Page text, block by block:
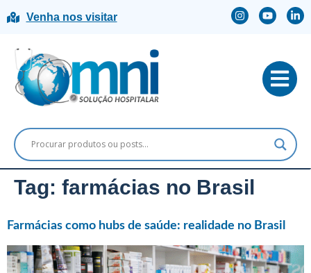
Venha nos visitar
Tag: farmácias no Brasil
Farmácias como hubs de saúde: realidade no Brasil